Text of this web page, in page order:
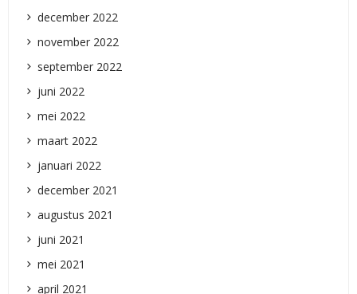
december 2022
november 2022
september 2022
juni 2022
mei 2022
maart 2022
januari 2022
december 2021
augustus 2021
juni 2021
mei 2021
april 2021